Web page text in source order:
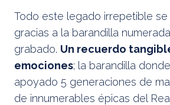
Todo este legado irrepetible
gracias a la barandilla
grabado. Un recuerdo
emociones; la barandilla
apoyado 5 generaciones de
de innumerables épicas del